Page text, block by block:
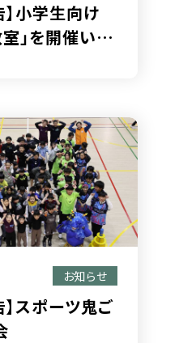
】小学生向け
室」を開催いた
お知らせ
】スポーツ鬼ご